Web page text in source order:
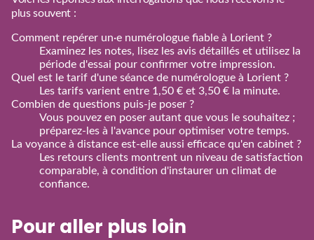
plus souvent :
Comment repérer un·e numérologue fiable à Lorient ?
Examinez les notes, lisez les avis détaillés et utilisez la
période d'essai pour confirmer votre impression.
Quel est le tarif d'une séance de numérologue à Lorient ?
Les tarifs varient entre 1,50 € et 3,50 € la minute.
Combien de questions puis‑je poser ?
Vous pouvez en poser autant que vous le souhaitez ;
préparez‑les à l'avance pour optimiser votre temps.
La voyance à distance est‑elle aussi efficace qu'en cabinet ?
Les retours clients montrent un niveau de satisfaction
comparable, à condition d'instaurer un climat de
confiance.
Pour aller plus loin